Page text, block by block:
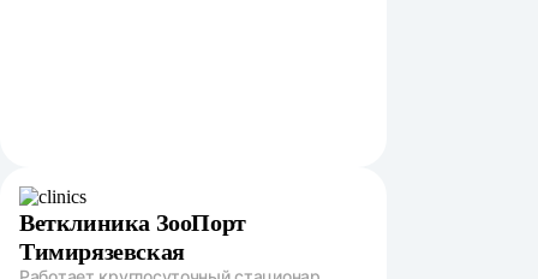
Ветклиника ЗооПорт
Тимирязевская